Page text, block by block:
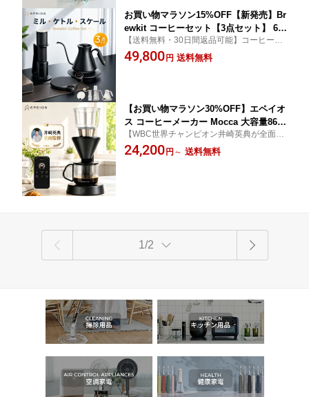
お買い物マラソン15%OFF【新発売】Br
ewkit コーヒーセット【3点セット】 60
0ml電気ドリップケトル 0.1g単位コーヒ
ースケール 電動&手挽コーヒーミル 電
【送料無料・30日間返品可能】コーヒー抽
出の基本3点セット「ケトル・グラインダ
ー・スケール」もし1つだけ選ぶなら、初心
49,800円 送料無料
【お買い物マラソン30%OFF】エペイオ
ス コーヒーメーカー Mocca 大容量860
ml 保温 ドリップコーヒーメーカー 3つ
抽出モード コーヒーマシン アプリ予約
【WBC世界チャンピオン井崎英典が全面監
修】わずか3ステップで本格的なコーヒーを
楽しめる 圧倒的に高い抽出率 1杯から最大
24,200円 ～ 送料無料
1/2